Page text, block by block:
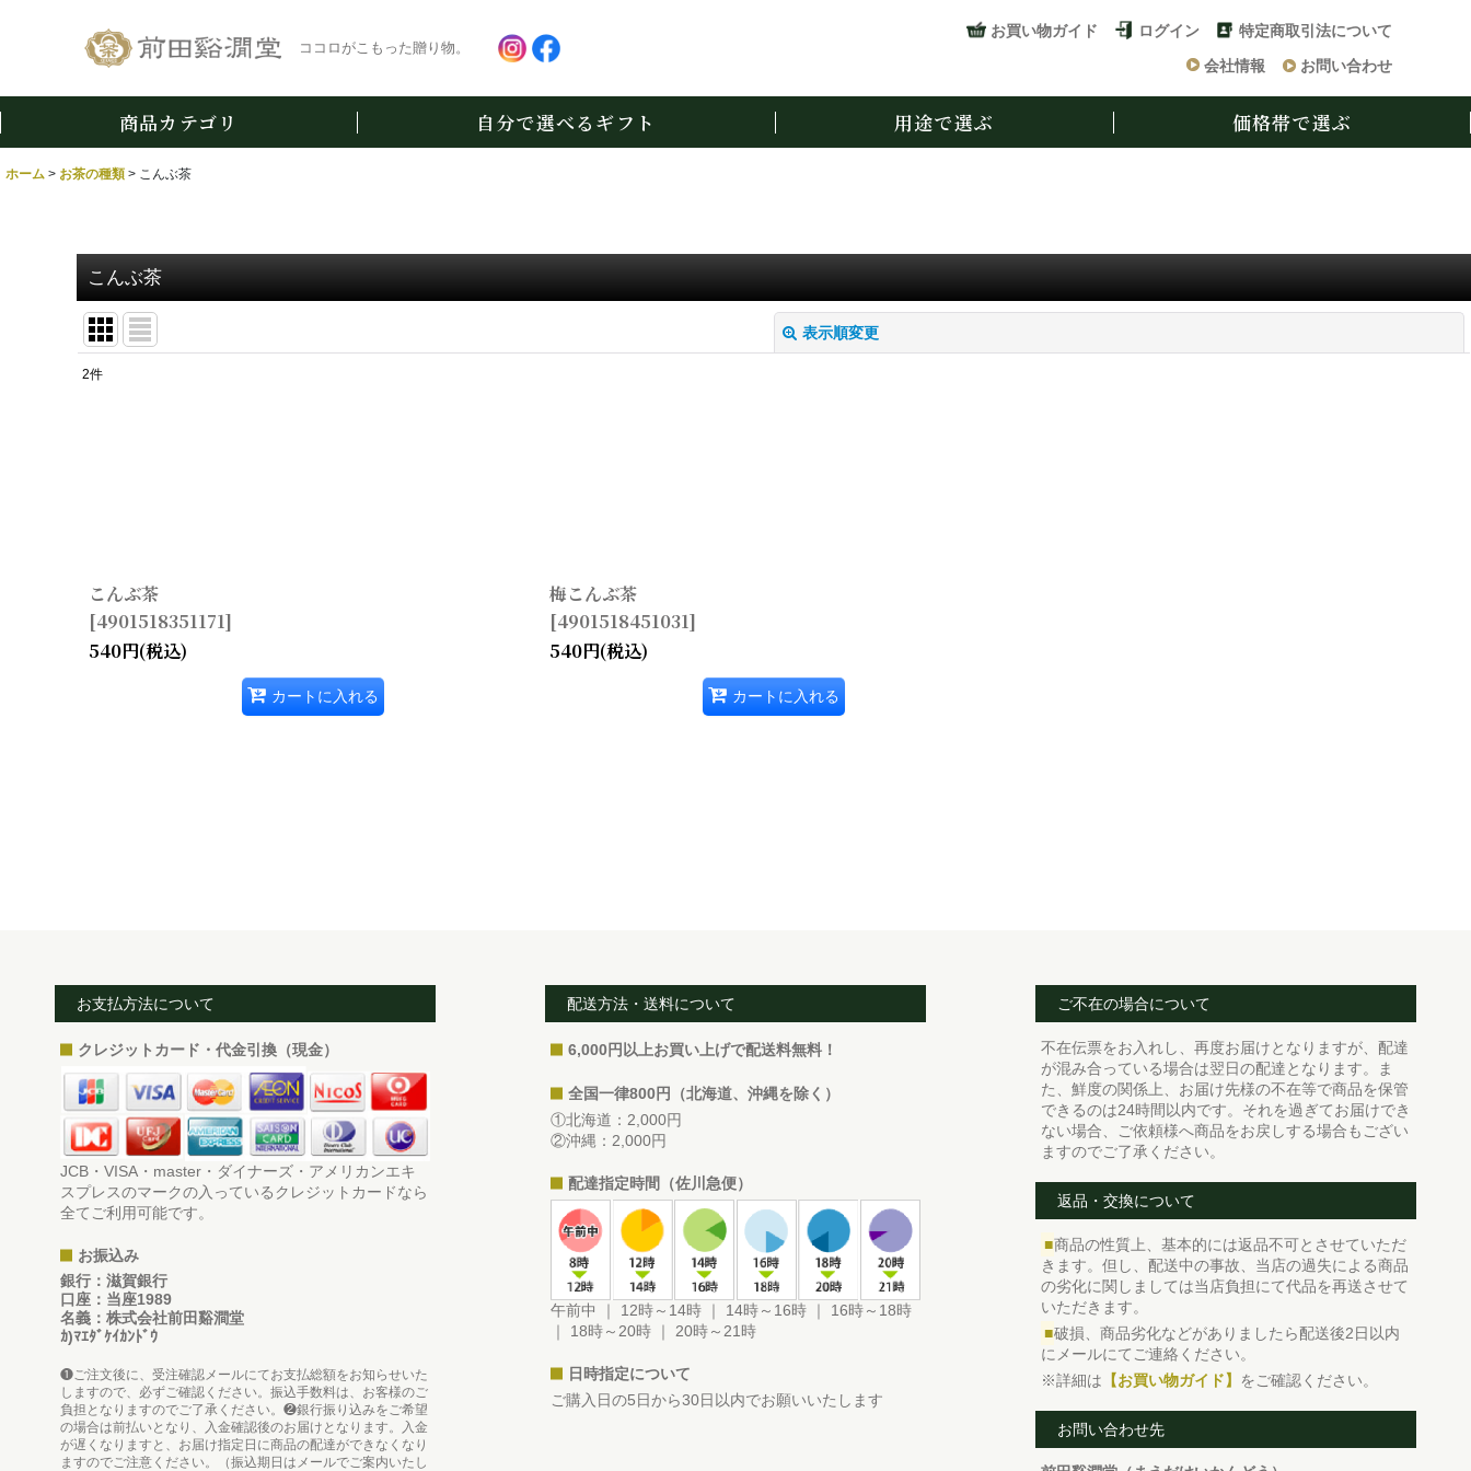
ココロがこもった贈り物。
お買い物ガイド ログイン
特定商取引法について
会社情報
お問い合わせ
商品カテゴリ 自分で選べるギフト 用途で選ぶ 価格帯で選ぶ
ホーム > お茶の種類 > こんぶ茶
こんぶ茶
表示順変更
2件
こんぶ茶
[4901518351171]
540円(税込)
カートに入れる
梅こんぶ茶
[4901518451031]
540円(税込)
カートに入れる
お支払方法について
クレジットカード・代金引換（現金）
JCB・VISA・master・ダイナーズ・アメリカンエキ
スプレスのマークの入っているクレジットカードなら
全てご利用可能です。
お振込み
銀行：滋賀銀行
口座：当座1989
名義：株式会社前田谿澗堂
ｶ)ﾏｴﾀﾞｹｲｶﾝﾄﾞｳ
❶ご注文後に、受注確認メールにてお支払総額をお知らせいた
しますので、必ずご確認ください。振込手数料は、お客様のご
負担となりますのでご了承ください。❷銀行振り込みをご希望
の場合は前払いとなり、入金確認後のお届けとなります。入金
が遅くなりますと、お届け指定日に商品の配達ができなくなり
ますのでご注意ください。（振込期日はメールでご案内いたし
配送方法・送料について
6,000円以上お買い上げで配送料無料！
全国一律800円（北海道、沖縄を除く）
①北海道：2,000円
②沖縄：2,000円
配達指定時間（佐川急便）
午前中 ｜ 12時～14時 ｜ 14時～16時 ｜ 16時～18時
｜ 18時～20時 ｜ 20時～21時
日時指定について
ご購入日の5日から30日以内でお願いいたします
ご不在の場合について
不在伝票をお入れし、再度お届けとなりますが、配達
が混み合っている場合は翌日の配達となります。ま
た、鮮度の関係上、お届け先様の不在等で商品を保管
できるのは24時間以内です。それを過ぎてお届けでき
ない場合、ご依頼様へ商品をお戻しする場合もござい
ますのでご了承ください。
返品・交換について
■商品の性質上、基本的には返品不可とさせていただ
きます。但し、配送中の事故、当店の過失による商品
の劣化に関しましては当店負担にて代品を再送させて
いただきます。
■破損、商品劣化などがありましたら配送後2日以内
にメールにてご連絡ください。
※詳細は 【お買い物ガイド】 をご確認ください。
お問い合わせ先